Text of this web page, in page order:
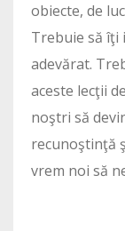
obiecte, de
Trebuie să îţi
adevărat.
aceste lecţii
noştri să
recunoştinţă
vrem noi să